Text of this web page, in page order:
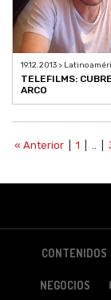
19.12.2013 >
TELEFILMS:
ARCO
« Anterior| 1 | .. |
CONTENIDOS
NEGOCIOS